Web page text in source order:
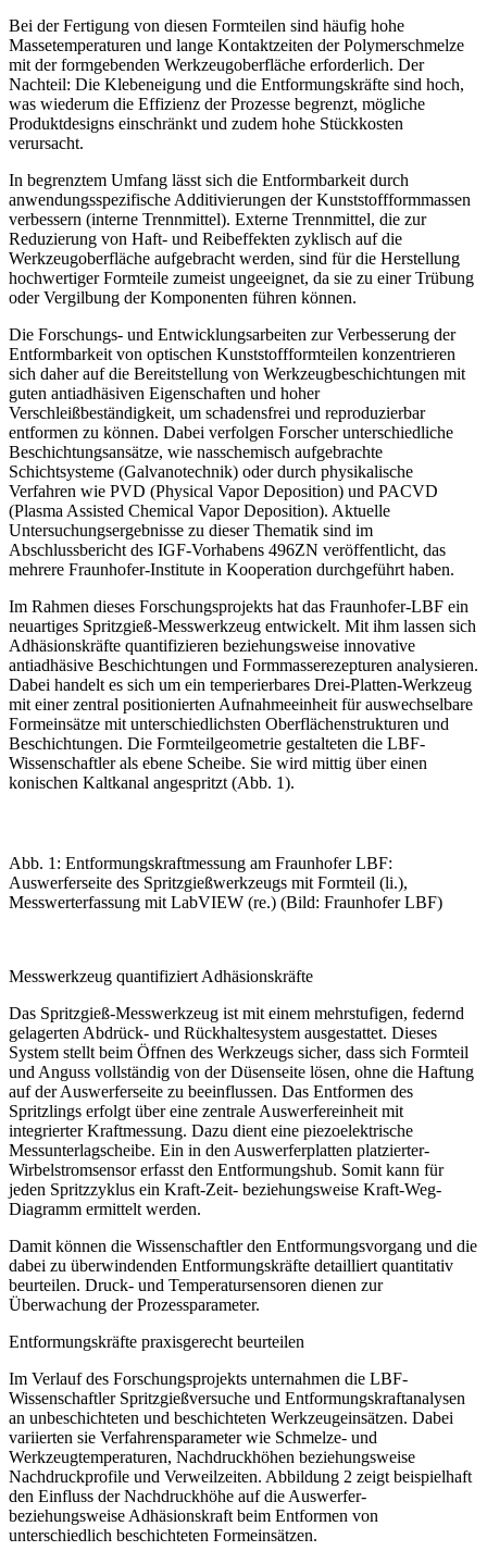
Bei der Fertigung von diesen Formteilen sind häufig hohe
Massetemperaturen und lange Kontaktzeiten der Polymerschmelze
mit der formgebenden Werkzeugoberfläche erforderlich. Der
Nachteil: Die Klebeneigung und die Entformungskräfte sind hoch,
was wiederum die Effizienz der Prozesse begrenzt, mögliche
Produktdesigns einschränkt und zudem hohe Stückkosten
verursacht.
In begrenztem Umfang lässt sich die Entformbarkeit durch
anwendungsspezifische Additivierungen der Kunststoffformmassen
verbessern (interne Trennmittel). Externe Trennmittel, die zur
Reduzierung von Haft- und Reibeffekten zyklisch auf die
Werkzeugoberfläche aufgebracht werden, sind für die Herstellung
hochwertiger Formteile zumeist ungeeignet, da sie zu einer Trübung
oder Vergilbung der Komponenten führen können.
Die Forschungs- und Entwicklungsarbeiten zur Verbesserung der
Entformbarkeit von optischen Kunststoffformteilen konzentrieren
sich daher auf die Bereitstellung von Werkzeugbeschichtungen mit
guten antiadhäsiven Eigenschaften und hoher
Verschleißbeständigkeit, um schadensfrei und reproduzierbar
entformen zu können. Dabei verfolgen Forscher unterschiedliche
Beschichtungsansätze, wie nasschemisch aufgebrachte
Schichtsysteme (Galvanotechnik) oder durch physikalische
Verfahren wie PVD (Physical Vapor Deposition) und PACVD
(Plasma Assisted Chemical Vapor Deposition). Aktuelle
Untersuchungsergebnisse zu dieser Thematik sind im
Abschlussbericht des IGF-Vorhabens 496ZN veröffentlicht, das
mehrere Fraunhofer-Institute in Kooperation durchgeführt haben.
Im Rahmen dieses Forschungsprojekts hat das Fraunhofer-LBF ein
neuartiges Spritzgieß-Messwerkzeug entwickelt. Mit ihm lassen sich
Adhäsionskräfte quantifizieren beziehungsweise innovative
antiadhäsive Beschichtungen und Formmasserezepturen analysieren.
Dabei handelt es sich um ein temperierbares Drei-Platten-Werkzeug
mit einer zentral positionierten Aufnahmeeinheit für auswechselbare
Formeinsätze mit unterschiedlichsten Oberflächenstrukturen und
Beschichtungen. Die Formteilgeometrie gestalteten die LBF-
Wissenschaftler als ebene Scheibe. Sie wird mittig über einen
konischen Kaltkanal angespritzt (Abb. 1).
Abb. 1: Entformungskraftmessung am Fraunhofer LBF:
Auswerferseite des Spritzgießwerkzeugs mit Formteil (li.),
Messwerterfassung mit LabVIEW (re.) (Bild: Fraunhofer LBF)
Messwerkzeug quantifiziert Adhäsionskräfte
Das Spritzgieß-Messwerkzeug ist mit einem mehrstufigen, federnd
gelagerten Abdrück- und Rückhaltesystem ausgestattet. Dieses
System stellt beim Öffnen des Werkzeugs sicher, dass sich Formteil
und Anguss vollständig von der Düsenseite lösen, ohne die Haftung
auf der Auswerferseite zu beeinflussen. Das Entformen des
Spritzlings erfolgt über eine zentrale Auswerfereinheit­ mit
integrierter Kraftmessung. Dazu dient eine piezoelektrische
Messunterlagscheibe. Ein in den Auswerferplatten platzierter­
Wirbelstromsensor erfasst den Entformungshub. Somit kann für
jeden Spritzzyklus ein Kraft-Zeit- beziehungsweise Kraft-Weg-
Diagramm ermittelt werden.
Damit können die Wissenschaftler den Entformungsvorgang und die
dabei zu überwindenden Entformungskräfte detailliert quantitativ
beurteilen. Druck- und Tempe­ratursensoren dienen zur
Überwachung der Prozessparameter.
Entformungskräfte praxisgerecht beurteilen
Im Verlauf des Forschungsprojekts unternahmen die LBF-
Wissenschaftler Spritzgießversuche und Entformungskraftanalysen
an unbeschichteten und beschichteten Werkzeugeinsätzen. Dabei
variierten sie Verfahrensparameter wie Schmelze- und
Werkzeugtemperaturen, Nachdruckhöhen­ beziehungsweise
Nachdruckprofile und Verweilzeiten. Abbildung 2 zeigt beispielhaft
den Einfluss der Nachdruckhöhe auf die Auswerfer-
beziehungsweise Adhäsionskraft beim Entformen von
unterschiedlich beschichteten Formeinsätzen.